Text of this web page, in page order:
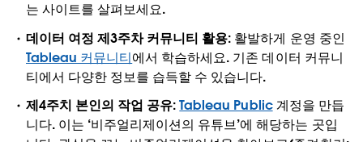
는 사이트를 살펴보세요.
데이터 여정 제3주차 커뮤니티 활용: 활발하게 운영 중인
Tableau 커뮤니티에서 학습하세요. 기존 데이터 커뮤니
티에서 다양한 정보를 습득할 수 있습니다.
제4주치 본인의 작업 공유: Tableau Public계정을 만듭
니다. 이는 ‘비주얼리제이션의 유튜브’에 해당하는 곳입